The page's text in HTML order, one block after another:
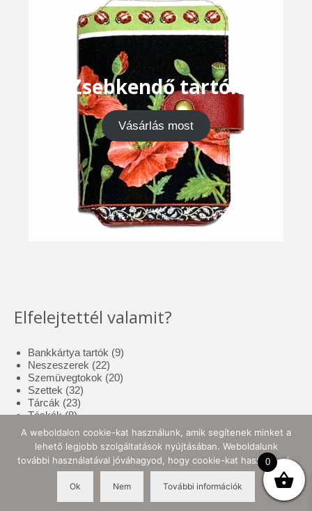
Zsebkendő tartók
Vásárlás most
Elfelejtettél valamit?
Bankkártya tartók 99
Neszeszerek 2222
termék
Szemüvegtokok 2020
Szettek 3232
termék
Tárcák 2323
termék
Táskák 88
termék
Tolltartók
termék
Tote bag
3
termék
Zsebkendő tartók 1010
termék
0
A weboldalon cookie-kat használunk, amik segítenek minket a
lehető legjobb szolgáltatások nyújtásában. Weboldalunk
további használatával jóváhagyod, hogy cookie-kat használjunk.
Ok Nem További információk